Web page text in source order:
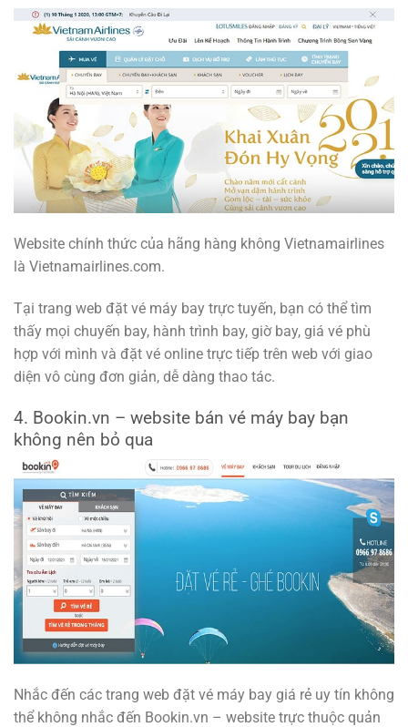
Website chính thức của hãng hàng không Vietnamairlines
là Vietnamairlines.com.
Tại trang web đặt vé máy bay trực tuyến, bạn có thể tìm
thấy mọi chuyến bay, hành trình bay, giờ bay, giá vé phù
hợp với mình và đặt vé online trực tiếp trên web với giao
diện vô cùng đơn giản, dễ dàng thao tác.
4. Bookin.vn – website bán vé máy bay bạn
không nên bỏ qua
Nhắc đến các trang web đặt vé máy bay giá rẻ uy tín không
thể không nhắc đến Bookin.vn – website trực thuộc quản